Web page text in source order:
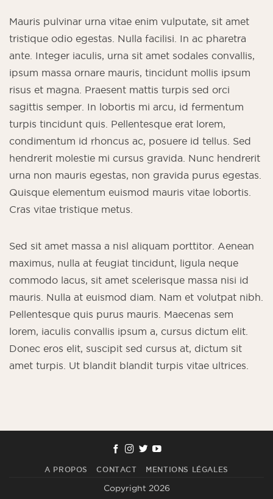
Mauris pulvinar urna vitae enim vulputate, sit amet
tristique odio egestas. Nulla facilisi. In ac pharetra
ante. Integer iaculis, urna sit amet sodales convallis,
ipsum massa ornare mauris, tincidunt mollis ipsum
risus et magna. Praesent mattis turpis sed orci
sagittis semper. In lobortis mi arcu, id fermentum
turpis tincidunt quis. Pellentesque erat lorem,
condimentum id rhoncus ac, posuere id tellus. Sed
hendrerit molestie mi cursus gravida. Nunc hendrerit
urna non mauris egestas, non gravida purus egestas.
Quisque elementum euismod mauris vitae lobortis.
Cras vitae tristique metus.
Sed sit amet massa a nisl aliquam porttitor. Aenean
maximus, nulla at feugiat tincidunt, ligula neque
commodo lacus, sit amet scelerisque massa nisi id
mauris. Nulla at euismod diam. Nam et volutpat nibh.
Pellentesque quis purus mauris. Maecenas sem
lorem, iaculis convallis ipsum a, cursus dictum elit.
Donec eros elit, suscipit sed cursus at, dictum sit
amet turpis. Ut blandit blandit turpis vitae ultrices.
A PROPOS CONTACT MENTIONS LÉGALES
Copyright 2026